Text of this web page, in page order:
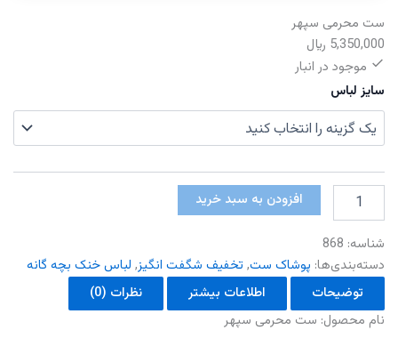
ست محرمی سپهر
5,350,000 ﷼
موجود در انبار
سایز لباس
محرمی
عدد
افزودن به سبد خرید
شناسه: 868
دسته‌بندی‌ها: پوشاک ست, تخفیف شگفت انگیز, لباس خنک بچه گانه
توضیحات
اطلاعات بیشتر
نظرات (0)
نام محصول: ست محرمی سپهر